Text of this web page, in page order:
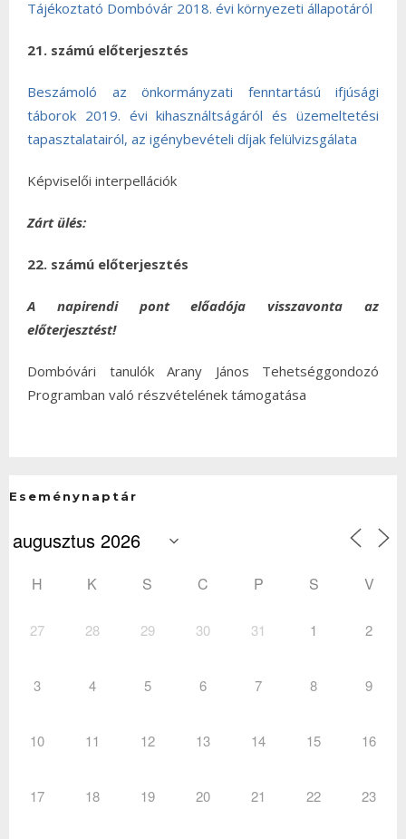
Tájékoztató Dombóvár 2018. évi környezeti állapotáról
21. számú előterjesztés
Beszámoló az önkormányzati fenntartású ifjúsági
táborok 2019. évi kihasználtságáról és üzemeltetési
tapasztalatairól, az igénybevételi díjak felülvizsgálata
Képviselői interpellációk
Zárt ülés:
22. számú előterjesztés
A napirendi pont előadója visszavonta az
előterjesztést!
Dombóvári tanulók Arany János Tehetséggondozó
Programban való részvételének támogatása
Eseménynaptár
H K S C P S V
27 28 29 30 31 1 2
3 4 5 6 7 8 9
10 11 12 13 14 15 16
17 18 19 20 21 22 23